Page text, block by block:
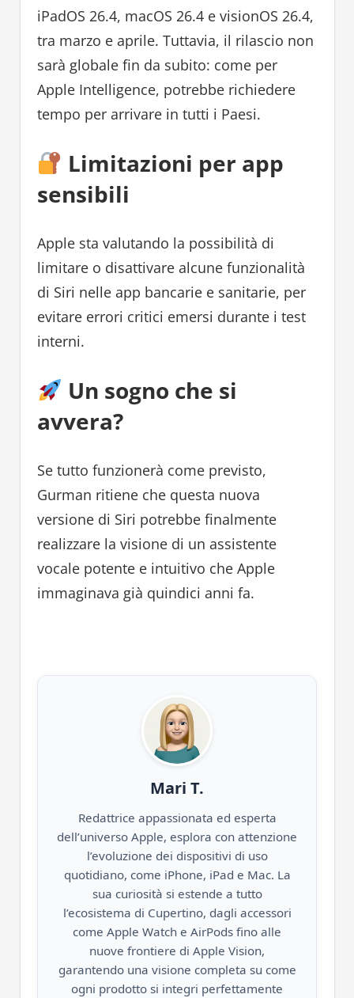
iPadOS 26.4, macOS 26.4 e visionOS 26.4,
tra marzo e aprile. Tuttavia, il rilascio non
sarà globale fin da subito: come per
Apple Intelligence, potrebbe richiedere
tempo per arrivare in tutti i Paesi.
Limitazioni per app
sensibili
Apple sta valutando la possibilità di
limitare o disattivare alcune funzionalità
di Siri nelle app bancarie e sanitarie, per
evitare errori critici emersi durante i test
interni.
Un sogno che si
avvera?
Se tutto funzionerà come previsto,
Gurman ritiene che questa nuova
versione di Siri potrebbe finalmente
realizzare la visione di un assistente
vocale potente e intuitivo che Apple
immaginava già quindici anni fa.
Mari T.
Redattrice appassionata ed esperta
dell’universo Apple, esplora con attenzione
l’evoluzione dei dispositivi di uso
quotidiano, come iPhone, iPad e Mac. La
sua curiosità si estende a tutto
l’ecosistema di Cupertino, dagli accessori
come Apple Watch e AirPods fino alle
nuove frontiere di Apple Vision,
garantendo una visione completa su come
ogni prodotto si integri perfettamente